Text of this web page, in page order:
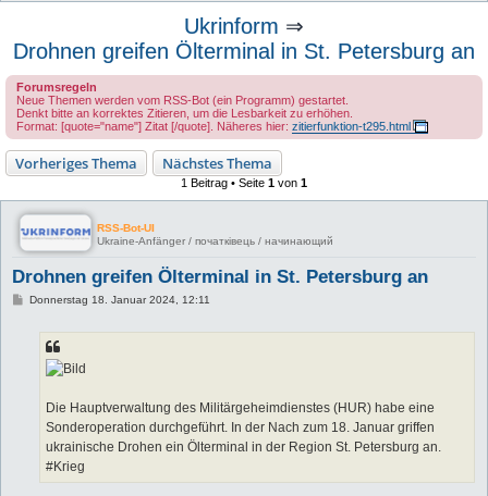
Ukrinform ⇒
Drohnen greifen Ölterminal in St. Petersburg an
Forumsregeln
Neue Themen werden vom RSS-Bot (ein Programm) gestartet.
Denkt bitte an korrektes Zitieren, um die Lesbarkeit zu erhöhen.
Format: [quote="name"] Zitat [/quote]. Näheres hier: zitierfunktion-t295.html
Vorheriges Thema Nächstes Thema
1 Beitrag • Seite 1 von 1
RSS-Bot-UI
Ukraine-Anfänger / початківець / начинающий
Drohnen greifen Ölterminal in St. Petersburg an
BDonnerstag 18. Januar 2024, 12:11
Die Hauptverwaltung des Militärgeheimdienstes (HUR) habe eine
Sonderoperation durchgeführt. In der Nach zum 18. Januar griffen
ukrainische Drohen ein Ölterminal in der Region St. Petersburg an.
#Krieg